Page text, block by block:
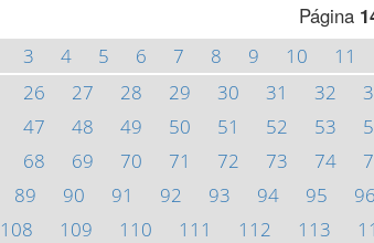
Página
3 4 5 6 7 8 9 10 11
26 27 28 29 30 31 32
47 48 49 50 51 52 53
68 69 70 71 72 73 74
89 90 91 92 93 94 95 96
108 109 110 111 112 113